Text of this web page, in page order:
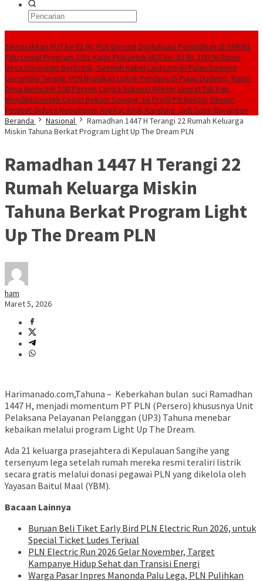
Semarakkan HUT ke 81 RI, PLN Dorong Digitalisasi Pendidikan di SMPN1
Palu Lewat Program TJSLKado PLN untuk HUT ke- 81 RI, 100 % Rasio
Desa Gorontalo Berlistrik, Setelah Kabel Laut Listriki Pulau Dudepo
Gorontalo Terang. PLN Nyalakan Listrik Perdana di Pulau Dudepo, Rasio
Desa Berlistrik 100 Persen Curiga Suksesi Rektor Unsrat Tak Fair,
Mendiktisaintek Copot Rektor Sompie, Ini Profil Plt RektorOknum
Pejabat Diduga Nepotisme Angkat Anak Kandung Jadi Supir Bayangan
Beranda
Nasional
Ramadhan 1447 H Terangi 22 Rumah Keluarga
Miskin Tahuna Berkat Program Light Up The Dream PLN
Ramadhan 1447 H Terangi 22
Rumah Keluarga Miskin
Tahuna Berkat Program Light
Up The Dream PLN
ham
Maret 5, 2026
Harimanado.com,Tahuna – Keberkahan bulan suci Ramadhan
1447 H, menjadi momentum PT PLN (Persero) khususnya Unit
Pelaksana Pelayanan Pelanggan (UP3) Tahuna menebar
kebaikan melalui program Light Up The Dream.
Ada 21 keluarga prasejahtera di Kepulauan Sangihe yang
tersenyum lega setelah rumah mereka resmi teraliri listrik
secara gratis melalui donasi pegawai PLN yang dikelola oleh
Yayasan Baitul Maal (YBM).
Bacaan Lainnya
Buruan Beli Tiket Early Bird PLN Electric Run 2026, untuk
Special Ticket Ludes Terjual
PLN Electric Run 2026 Gelar November, Target
Kampanye Hidup Sehat dan Transisi Energi
Warga Pasar Inpres Manonda Palu Lega, PLN Pulihkan